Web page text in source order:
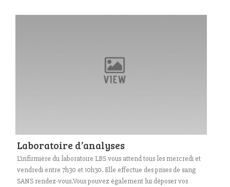
Laboratoire d’analyses
L’infirmière du laboratoire LBS vous attend tous les mercredi et
vendredi entre 7h30 et 10h30. Elle effectue des prises de sang
SANS rendez-vous.Vous pouvez également lui déposer vos